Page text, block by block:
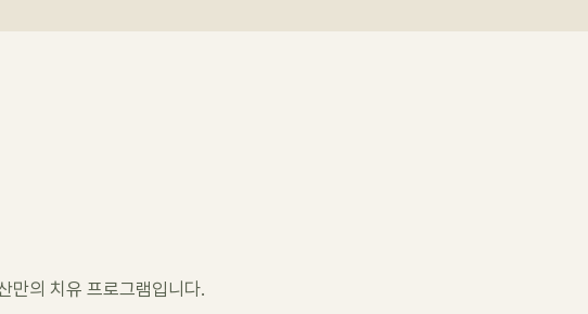
만의 치유 프로그램입니다.